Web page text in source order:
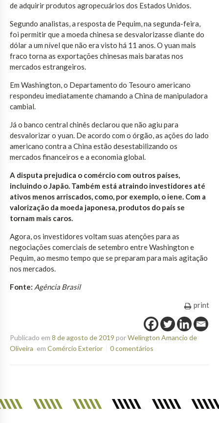
de adquirir produtos agropecuários dos Estados Unidos.
Segundo analistas, a resposta de Pequim, na segunda-feira,
foi permitir que a moeda chinesa se desvalorizasse diante do
dólar a um nível que não era visto há 11 anos. O yuan mais
fraco torna as exportações chinesas mais baratas nos
mercados estrangeiros.
Em Washington, o Departamento do Tesouro americano
respondeu imediatamente chamando a China de manipuladora
cambial.
Já o banco central chinês declarou que não agiu para
desvalorizar o yuan. De acordo com o órgão, as ações do lado
americano contra a China estão desestabilizando os
mercados financeiros e a economia global.
A disputa prejudica o comércio com outros países,
incluindo o Japão. Também está atraindo investidores até
ativos menos arriscados, como, por exemplo, o iene. Com a
valorização da moeda japonesa, produtos do país se
tornam mais caros.
Agora, os investidores voltam suas atenções para as
negociações comerciais de setembro entre Washington e
Pequim, ao mesmo tempo que se preparam para mais agitação
nos mercados.
Fonte: Agência Brasil
print
Publicado em 8 de agosto de 2019 porWelington Amancio de
Oliveira em Comércio Exterior 0 comentários